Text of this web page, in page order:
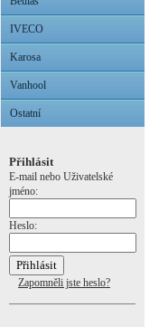
IVECO
Karosa
Vanhool
Ostatní
Přihlásit
E-mail nebo Uživatelské
jméno:
Heslo:
Zapomněli jste heslo?